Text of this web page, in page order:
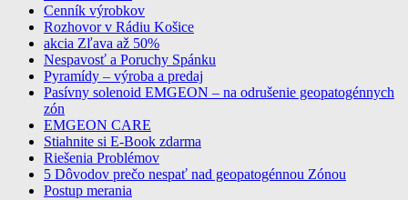
geopatogennych zon
Cenník výrobkov
Rozhovor v Rádiu Košice
akcia Zľava až 50%
Nespavosť a Poruchy Spánku
Pyramídy – výroba a predaj
Pasívny solenoid EMGEON – na odrušenie geopatogénnych
zón
EMGEON CARE
Stiahnite si E-Book zdarma
Riešenia Problémov
5 Dôvodov prečo nespať nad geopatogénnou Zónou
Postup merania